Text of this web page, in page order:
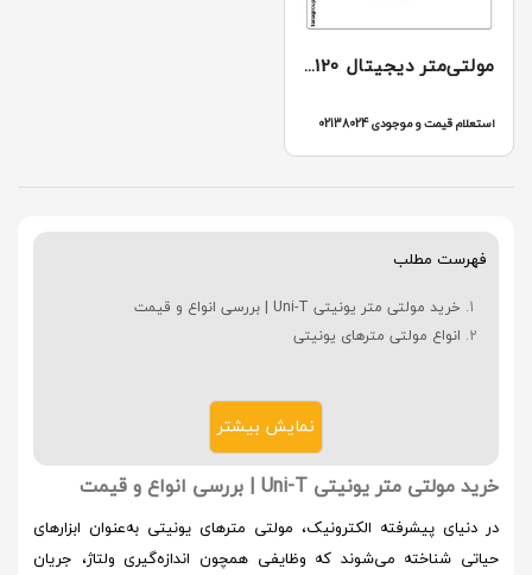
مولتی‌متر دیجیتال TeknekaM120
استعلام قیمت و موجودی 02138024
فهرست مطلب
خرید مولتی متر یونیتی Uni-T | بررسی انواع و قیمت
انواع مولتی مترهای یونیتی
نمایش بیشتر
خرید مولتی متر یونیتی Uni-T | بررسی انواع و قیمت
در دنیای پیشرفته الکترونیک، مولتی مترهای یونیتی به‌عنوان ابزارهای
حیاتی شناخته می‌شوند که وظایفی همچون اندازه‌گیری ولتاژ، جریان